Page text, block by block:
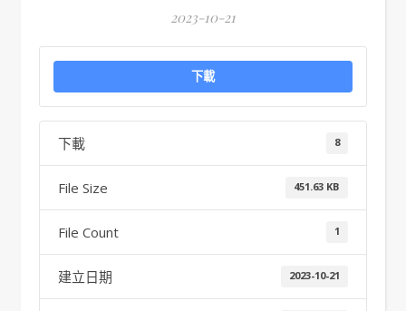
2023-10-21
下載
下載 8
File Size 451.63 KB
File Count 1
建立日期 2023-10-21